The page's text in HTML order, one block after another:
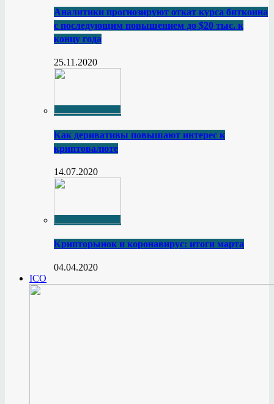
Аналитики прогнозируют откат курса биткоина
с последующим повышением до $20 тыс. к
концу года
25.11.2020
Как деривативы повышают интерес к
криптовалюте
14.07.2020
Крипторынок и коронавирус: итоги марта
04.04.2020
ICO